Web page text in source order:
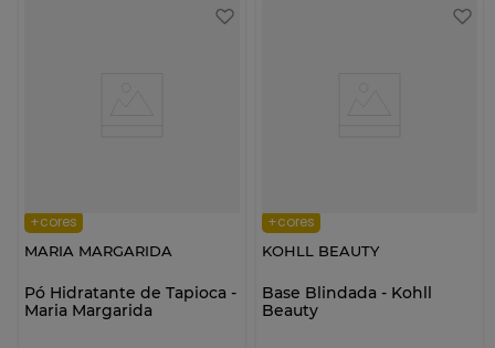
+cores
MARIA MARGARIDA
Pó Hidratante de Tapioca -
Maria Margarida
+cores
KOHLL BEAUTY
Base Blindada - Kohll
Beauty